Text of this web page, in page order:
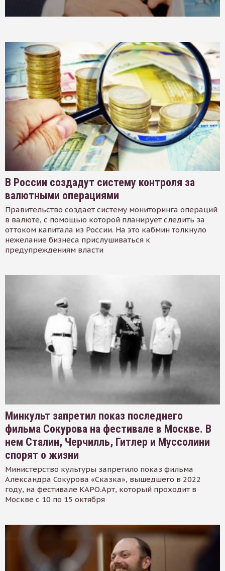
В России создадут систему контроля за
валютными операциями
Правительство создает систему мониторинга операций
в валюте, с помощью которой планирует следить за
оттоком капитала из России. На это кабмин толкнуло
нежелание бизнеса прислушиваться к
предупреждениям власти
Минкульт запретил показ последнего
фильма Сокурова на фестивале в Москве. В
нем Сталин, Черчилль, Гитлер и Муссолини
спорят о жизни
Министерство культуры запретило показ фильма
Александра Сокурова «Сказка», вышедшего в 2022
году, на фестивале КАРО.Арт, который проходит в
Москве с 10 по 15 октября